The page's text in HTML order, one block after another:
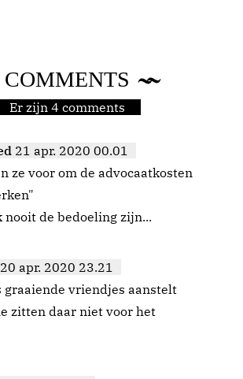
COMMENTS
Er zijn 4 comments
21 apr. 2020 00.01
ze voor om de advocaatkosten
de bedoeling zijn...
20 apr. 2020 23.21
graaiende vriendjes aanstelt
zitten daar niet voor het